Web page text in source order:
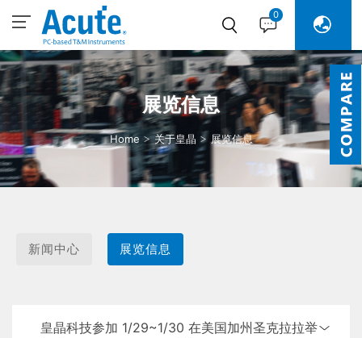
0
展览信息
Home 关于皇晶 展览信息
新闻中心 展览信息
皇晶科技参加 1/29~1/30 在美国加州圣克拉拉举